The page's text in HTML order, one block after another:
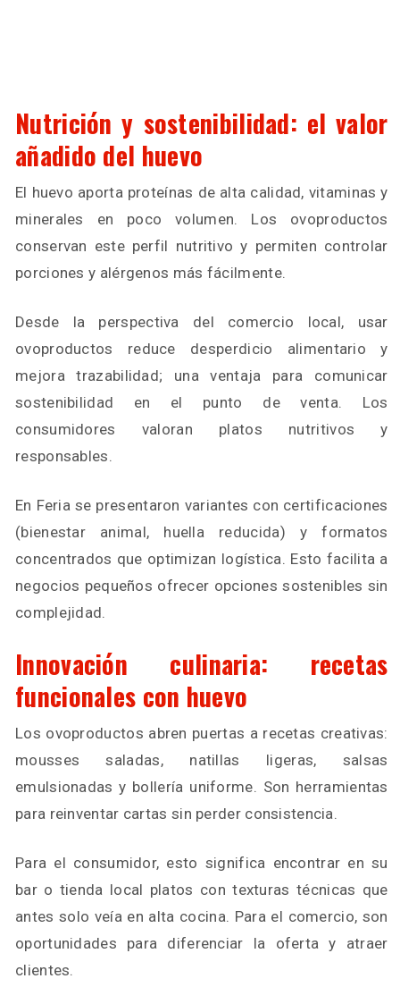
Nutrición y sostenibilidad: el valor
añadido del huevo
El huevo aporta proteínas de alta calidad, vitaminas y
minerales en poco volumen. Los ovoproductos
conservan este perfil nutritivo y permiten controlar
porciones y alérgenos más fácilmente.
Desde la perspectiva del comercio local, usar
ovoproductos reduce desperdicio alimentario y
mejora trazabilidad; una ventaja para comunicar
sostenibilidad en el punto de venta. Los
consumidores valoran platos nutritivos y
responsables.
En Feria se presentaron variantes con certificaciones
(bienestar animal, huella reducida) y formatos
concentrados que optimizan logística. Esto facilita a
negocios pequeños ofrecer opciones sostenibles sin
complejidad.
Innovación culinaria: recetas
funcionales con huevo
Los ovoproductos abren puertas a recetas creativas:
mousses saladas, natillas ligeras, salsas
emulsionadas y bollería uniforme. Son herramientas
para reinventar cartas sin perder consistencia.
Para el consumidor, esto significa encontrar en su
bar o tienda local platos con texturas técnicas que
antes solo veía en alta cocina. Para el comercio, son
oportunidades para diferenciar la oferta y atraer
clientes.